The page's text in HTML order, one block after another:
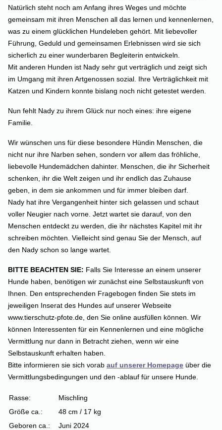
Natürlich steht noch am Anfang ihres Weges und möchte
gemeinsam mit ihren Menschen all das lernen und kennenlernen,
was zu einem glücklichen Hundeleben gehört. Mit liebevoller
Führung, Geduld und gemeinsamen Erlebnissen wird sie sich
sicherlich zu einer wunderbaren Begleiterin entwickeln.
Mit anderen Hunden ist Nady sehr gut verträglich und zeigt sich
im Umgang mit ihren Artgenossen sozial. Ihre Verträglichkeit mit
Katzen und Kindern konnte bislang noch nicht getestet werden.
Nun fehlt Nady zu ihrem Glück nur noch eines: ihre eigene
Familie.
Wir wünschen uns für diese besondere Hündin Menschen, die
nicht nur ihre Narben sehen, sondern vor allem das fröhliche,
liebevolle Hundemädchen dahinter. Menschen, die ihr Sicherheit
schenken, ihr die Welt zeigen und ihr endlich das Zuhause
geben, in dem sie ankommen und für immer bleiben darf.
Nady hat ihre Vergangenheit hinter sich gelassen und schaut
voller Neugier nach vorne. Jetzt wartet sie darauf, von den
Menschen entdeckt zu werden, die ihr nächstes Kapitel mit ihr
schreiben möchten. Vielleicht sind genau Sie der Mensch, auf
den Nady schon so lange wartet.
BITTE BEACHTEN SIE: Falls Sie Interesse an einem unserer
Hunde haben, benötigen wir zunächst eine Selbstauskunft von
Ihnen. Den entsprechenden Fragebogen finden Sie stets im
jeweiligen Inserat des Hundes auf unserer Webseite
www.tierschutz-pfote.de, den Sie online ausfüllen können. Wir
können Interessenten für ein Kennenlernen und eine mögliche
Vermittlung nur dann in Betracht ziehen, wenn wir eine
Selbstauskunft erhalten haben.
Bitte informieren sie sich vorab auf unserer Homepage über die
Vermittlungsbedingungen und den -ablauf für unsere Hunde.
Rasse:
Mischling
Größe ca.:
48 cm / 17 kg
Geboren ca.:
Juni 2024